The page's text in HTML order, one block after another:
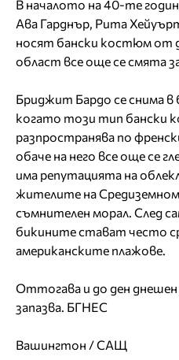
В началото на 40-те
Ава Гарднър, Рита
носят бански костюм от
област все още се смята
Бриджит Бардо се снима в
когато този тип бански
разпространява по
обаче на него все още се
има репутацията на
жителите на
съмнителен морал. След
бикините стават често
американските плажове.
Оттогава и до ден
запазва. БГНЕС
Вашингтон / САЩ